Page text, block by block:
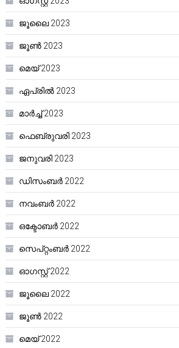
ജൂലൈ 2023
ജൂൺ 2023
മെയ്‌ 2023
ഏപ്രിൽ 2023
മാർച്ച്‌ 2023
ഫെബ്രുവരി 2023
ജനുവരി 2023
ഡിസംബർ 2022
നവംബർ 2022
ഒക്ടോബർ 2022
സെപ്റ്റംബർ 2022
ഓഗസ്റ്റ്‌ 2022
ജൂലൈ 2022
ജൂൺ 2022
മെയ്‌ 2022